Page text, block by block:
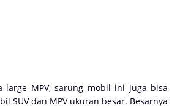
large MPV, sarung mobil ini juga bisa
SUV dan MPV ukuran besar. Besarnya